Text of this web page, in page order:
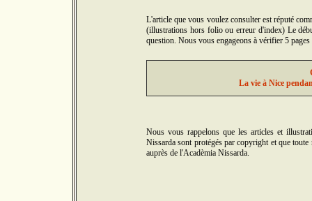
L'article que vous voulez consulter est réputé
(illustrations hors folio ou erreur d'index) Le
question. Nous vous engageons à vérifier 5
La vie à Nice
Nous vous rappelons que les articles et
Nissarda sont protégés par copyright et que
auprès de l'Acadèmia Nissarda.